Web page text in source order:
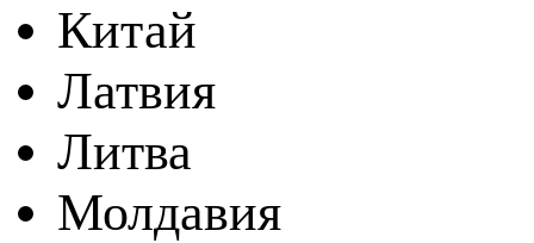
Китай
Латвия
Литва
Молдавия